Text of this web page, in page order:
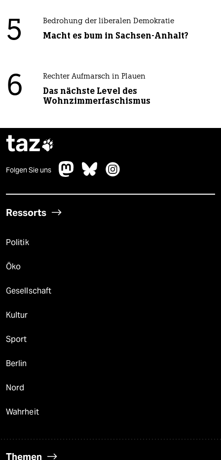
5 Bedrohung der liberalen Demokratie
Macht es bum in Sachsen-Anhalt?
6 Rechter Aufmarsch in Plauen
Das nächste Level des
Wohnzimmerfaschismus
taz
Folgen Sie uns
Ressorts
Politik
Öko
Gesellschaft
Kultur
Sport
Berlin
Nord
Wahrheit
Themen